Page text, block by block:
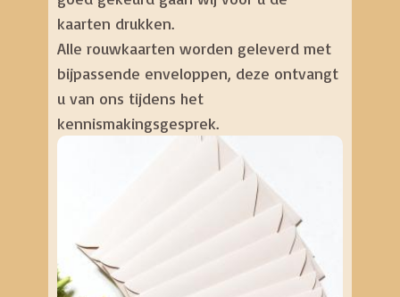
kaarten drukken.
Alle rouwkaarten worden geleverd met
bijpassende enveloppen, deze ontvangt
u van ons tijdens het
kennismakingsgesprek.